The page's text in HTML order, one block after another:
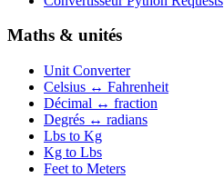
Maths & unités
Unit Converter
Celsius ↔ Fahrenheit
Décimal ↔ fraction
Degrés ↔ radians
Lbs to Kg
Kg to Lbs
Feet to Meters